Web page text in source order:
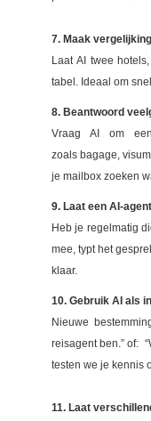
7. Maak
Laat AI twee
tabel. Ideaal om
8. Beantwoord
Vraag AI om
zoals bagage,
je mailbox zoeken
9. Laat een AI-
Heb je regelmatig
mee, typt het
klaar.
10. Gebruik AI als
Nieuwe
reisagent ben.” of:
testen we je kennis
11. Laat